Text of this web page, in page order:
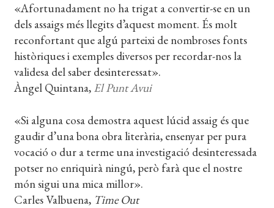
«Afortunadament no ha trigat a convertir-se en un
dels assaigs més llegits d’aquest moment. És molt
reconfortant que algú parteixi de nombroses fonts
històriques i exemples diversos per recordar-nos la
validesa del saber desinteressat».
Àngel Quintana, El Punt Avui
«Si alguna cosa demostra aquest lúcid assaig és que
gaudir d’una bona obra literària, ensenyar per pura
vocació o dur a terme una investigació desinteressada
potser no enriquirà ningú, però farà que el nostre
món sigui una mica millor».
Carles Valbuena, Time Out